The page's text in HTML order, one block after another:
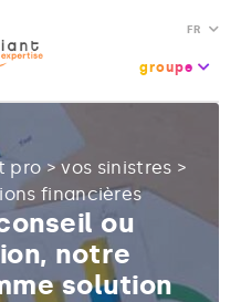
FR
groupe
pro>vos sinistres >
financières
ou
notre
solution